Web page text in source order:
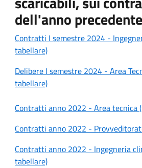
dell'anno precedente
Contratti I semestre 2024 -
tabellare)
Delibere I semestre 2024 - Area
tabellare)
Contratti anno 2022 - Area tecnica
Contratti anno 2022 -
Contratti anno 2022 - Ingegneria
tabellare)